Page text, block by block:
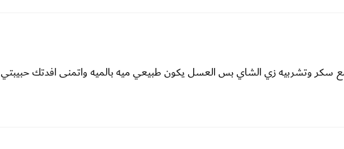
سكر وتشربيه زي الشاي بس العسل يكون طبيعي ميه بالميه واتمنى افدتك حبيبتي